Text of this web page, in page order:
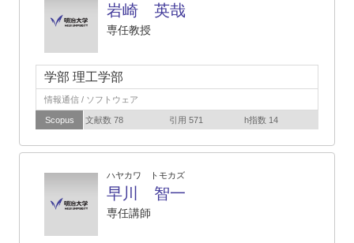
岩崎 英哉
専任教授
学部 理工学部
情報通信 / ソフトウェア
Scopus 文献数 78 引用 571 h指数 14
ハヤカワ トモカズ
早川 智一
専任講師